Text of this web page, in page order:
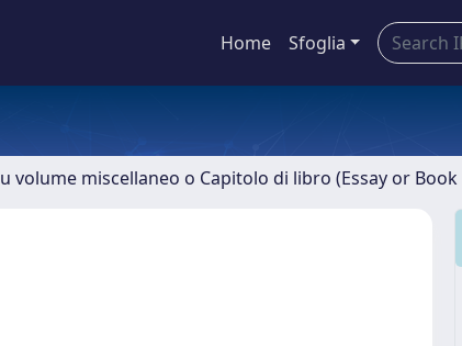
Home Sfoglia
volume miscellaneo o Capitolo di libro (Essay or